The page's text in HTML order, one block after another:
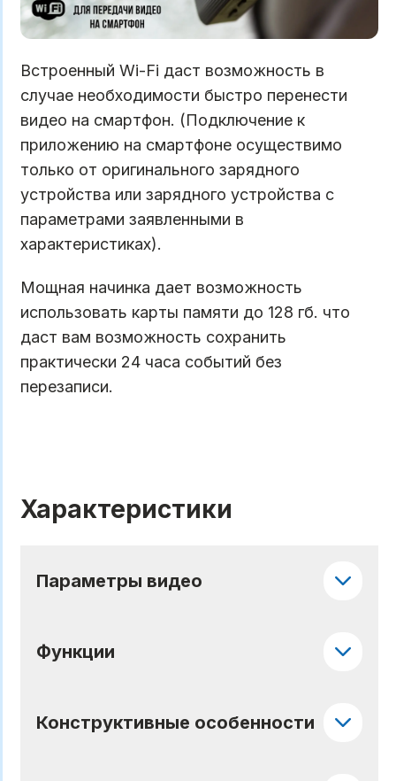
Встроенный Wi-Fi даст возможность в
случае необходимости быстро перенести
видео на смартфон. (Подключение к
приложению на смартфоне осуществимо
только от оригинального зарядного
устройства или зарядного устройства с
параметрами заявленными в
характеристиках).
Мощная начинка дает возможность
использовать карты памяти до 128 гб. что
даст вам возможность сохранить
практически 24 часа событий без
перезаписи.
Характеристики
Параметры видео
Функции
Конструктивные особенности